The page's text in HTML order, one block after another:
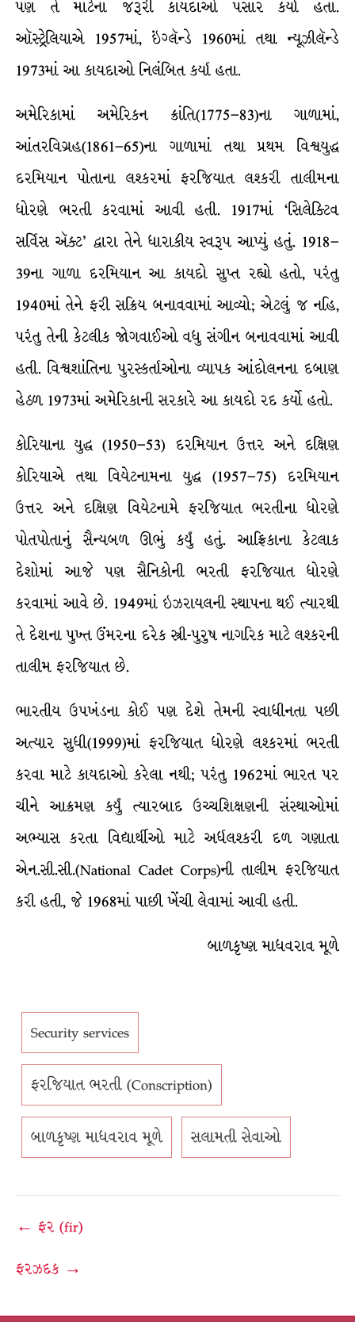
પણ તે માટેના જરૂરી કાયદાઓ પસાર કર્યા હતા.
ઑસ્ટ્રેલિયાએ 1957માં, ઇંગ્લૅન્ડે 1960માં તથા ન્યૂઝીલૅન્ડે
1973માં આ કાયદાઓ નિલંબિત કર્યા હતા.
અમેરિકામાં અમેરિકન ક્રાંતિ(1775–83)ના ગાળામાં,
આંતરવિગ્રહ(1861–65)ના ગાળામાં તથા પ્રથમ વિશ્વયુદ્ધ
દરમિયાન પોતાના લશ્કરમાં ફરજિયાત લશ્કરી તાલીમના
ધોરણે ભરતી કરવામાં આવી હતી. 1917માં ‘સિલેક્ટિવ
સર્વિસ ઍક્ટ’ દ્વારા તેને ધારાકીય સ્વરૂપ આપ્યું હતું. 1918–
39ના ગાળા દરમિયાન આ કાયદો સુપ્ત રહ્યો હતો, પરંતુ
1940માં તેને ફરી સક્રિય બનાવવામાં આવ્યો; એટલું જ નહિ,
પરંતુ તેની કેટલીક જોગવાઈઓ વધુ સંગીન બનાવવામાં આવી
હતી. વિશ્વશાંતિના પુરસ્કર્તાઓના વ્યાપક આંદોલનના દબાણ
હેઠળ 1973માં અમેરિકાની સરકારે આ કાયદો રદ કર્યો હતો.
કોરિયાના યુદ્ધ (1950–53) દરમિયાન ઉત્તર અને દક્ષિણ
કોરિયાએ તથા વિયેટનામના યુદ્ધ (1957–75) દરમિયાન
ઉત્તર અને દક્ષિણ વિયેટનામે ફરજિયાત ભરતીના ધોરણે
પોતપોતાનું સૈન્યબળ ઊભું કર્યું હતું. આફ્રિકાના કેટલાક
દેશોમાં આજે પણ સૈનિકોની ભરતી ફરજિયાત ધોરણે
કરવામાં આવે છે. 1949માં ઇઝરાયલની સ્થાપના થઈ ત્યારથી
તે દેશના પુખ્ત ઉંમરના દરેક સ્ત્રી-પુરુષ નાગરિક માટે લશ્કરની
તાલીમ ફરજિયાત છે.
ભારતીય ઉપખંડના કોઈ પણ દેશે તેમની સ્વાધીનતા પછી
અત્યાર સુધી(1999)માં ફરજિયાત ધોરણે લશ્કરમાં ભરતી
કરવા માટે કાયદાઓ કરેલા નથી; પરંતુ 1962માં ભારત પર
ચીને આક્રમણ કર્યું ત્યારબાદ ઉચ્ચશિક્ષણની સંસ્થાઓમાં
અભ્યાસ કરતા વિદ્યાર્થીઓ માટે અર્ધલશ્કરી દળ ગણાતા
એન.સી.સી.(National Cadet Corps)ની તાલીમ ફરજિયાત
કરી હતી, જે 1968માં પાછી ખેંચી લેવામાં આવી હતી.
બાળકૃષ્ણ માધવરાવ મૂળે
Security services
ફરજિયાત ભરતી (Conscription)
બાળકૃષ્ણ માધવરાવ મૂળે સલામતી સેવાઓ
Post
navigation
← ફર (fir)
ફરઝદક →